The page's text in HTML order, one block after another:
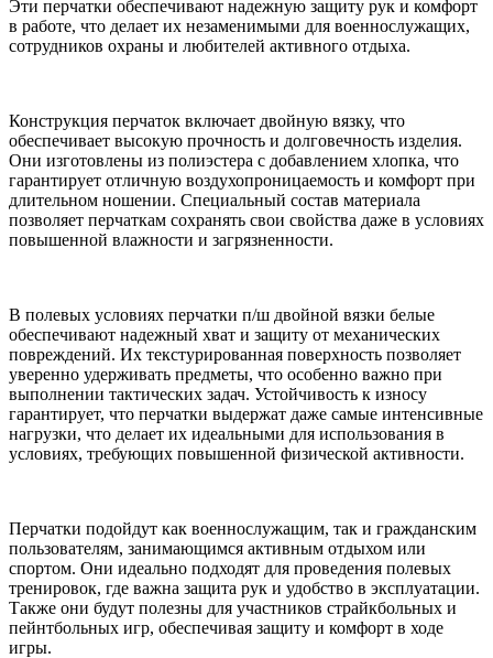
Эти перчатки обеспечивают надежную защиту рук и комфорт
в работе, что делает их незаменимыми для военнослужащих,
сотрудников охраны и любителей активного отдыха.
Конструкция перчаток включает двойную вязку, что
обеспечивает высокую прочность и долговечность изделия.
Они изготовлены из полиэстера с добавлением хлопка, что
гарантирует отличную воздухопроницаемость и комфорт при
длительном ношении. Специальный состав материала
позволяет перчаткам сохранять свои свойства даже в условиях
повышенной влажности и загрязненности.
В полевых условиях перчатки п/ш двойной вязки белые
обеспечивают надежный хват и защиту от механических
повреждений. Их текстурированная поверхность позволяет
уверенно удерживать предметы, что особенно важно при
выполнении тактических задач. Устойчивость к износу
гарантирует, что перчатки выдержат даже самые интенсивные
нагрузки, что делает их идеальными для использования в
условиях, требующих повышенной физической активности.
Перчатки подойдут как военнослужащим, так и гражданским
пользователям, занимающимся активным отдыхом или
спортом. Они идеально подходят для проведения полевых
тренировок, где важна защита рук и удобство в эксплуатации.
Также они будут полезны для участников страйкбольных и
пейнтбольных игр, обеспечивая защиту и комфорт в ходе
игры.